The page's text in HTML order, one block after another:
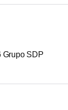
Grupo SDP